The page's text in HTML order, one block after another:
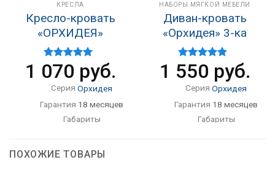
КРЕСЛА
Кресло-кровать
«ОРХИДЕЯ»
Оценка
4.67 из 5
1 070 руб.
Серия Орхидея
Гарантия 18 месяцев
Габариты
90×200
НАБОРЫ МЯГКОЙ МЕБЕЛИ
Диван-кровать
«Орхидея» 3-ка
Оценка
4.90из 5
1 550 руб.
Серия Орхидея
Гарантия 18 месяцев
Габариты
ПОХОЖИЕ ТОВАРЫ